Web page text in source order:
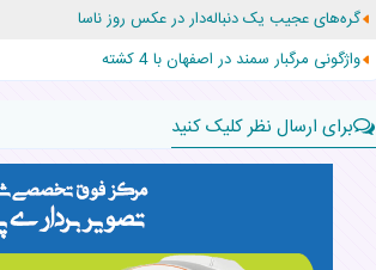
عجیب‌ترین تولد در ۵/۵/۵ امسال که همه را شوکه کرد!
گره‌های عجیب یک دنباله‌دار در عکس روز ناسا
واژگونی مرگبار سمند در اصفهان با 4 کشته
برای ارسال نظر کلیک کنید